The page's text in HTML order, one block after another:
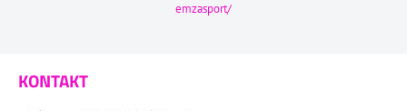
emzasport/
KONTAKT